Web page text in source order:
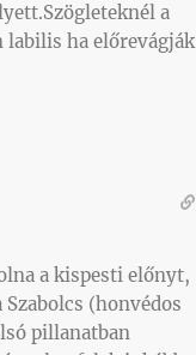
a
labilis ha előrevágják
a kispesti előnyt,
(honvédos
pillanatban